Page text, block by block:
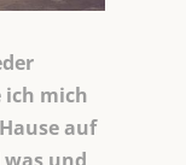
ich mich
auf